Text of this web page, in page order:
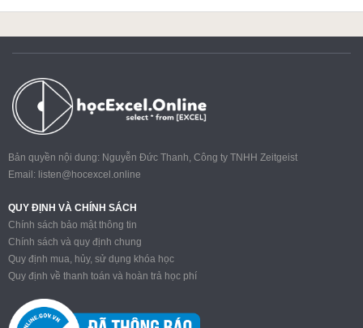
Google Sheet
MOS
Power BI
Bản quyền nội dung: Nguyễn Đức Thanh, Công ty TNHH Zeitgeist
Email: listen@hocexcel.online
QUY ĐỊNH VÀ CHÍNH SÁCH
Chính sách bảo mật thông tin
Chính sách và quy định chung
Quy định mua, hủy, sử dụng khóa học
Quy định về thanh toán và hoàn trả học phí